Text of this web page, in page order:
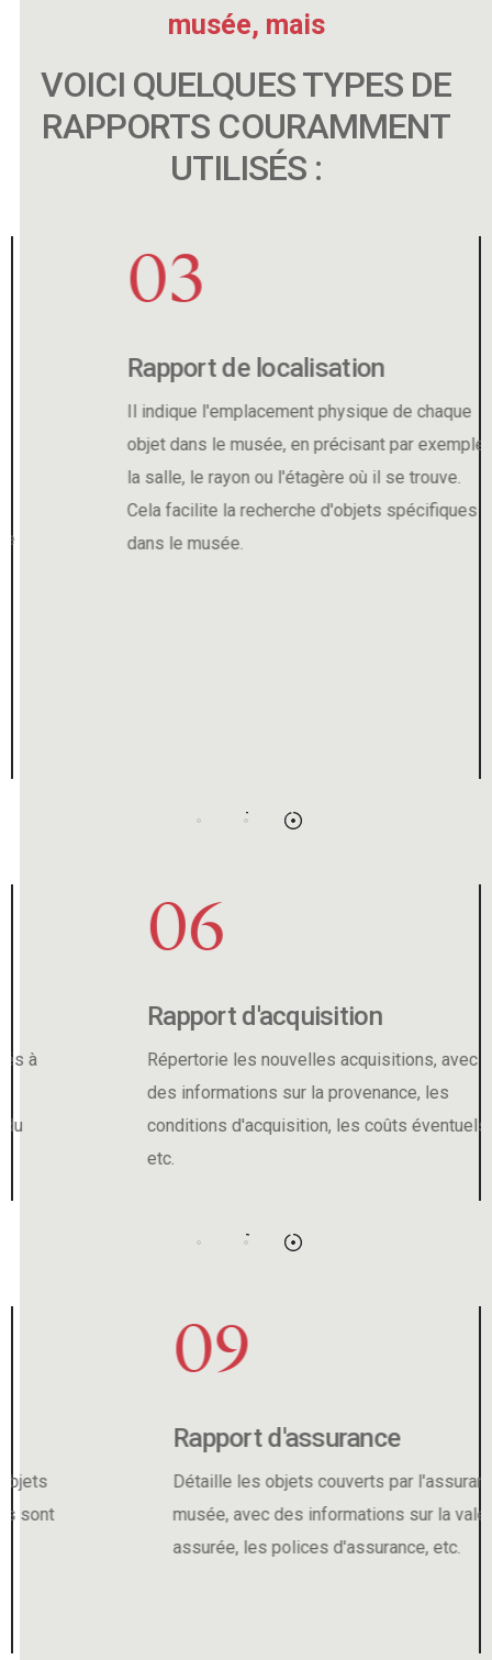
musée, mais
VOICI QUELQUES TYPES DE
RAPPORTS COURAMMENT
UTILISÉS :
03
Rapport de localisation
Il indique l'emplacement physique de chaque
objet dans le musée, en précisant par exemple
la salle, le rayon ou l'étagère où il se trouve.
Cela facilite la recherche d'objets spécifiques
dans le musée.
Rapport d'acquisition
Répertorie les nouvelles acquisitions, avec
des informations sur la provenance, les
conditions d'acquisition, les coûts éventuels,
Rapport d'assurance
Détaille les objets couverts par l'assurance du
musée, avec des informations sur la valeur
assurée, les polices d'assurance, etc.